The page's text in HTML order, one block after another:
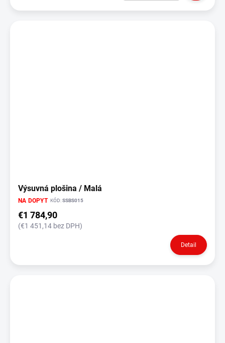
Výsuvná plošina / Malá
NA DOPYT KÓD:SSBS015
€1 784,90
(€1 451,14 bez DPH)
Detail